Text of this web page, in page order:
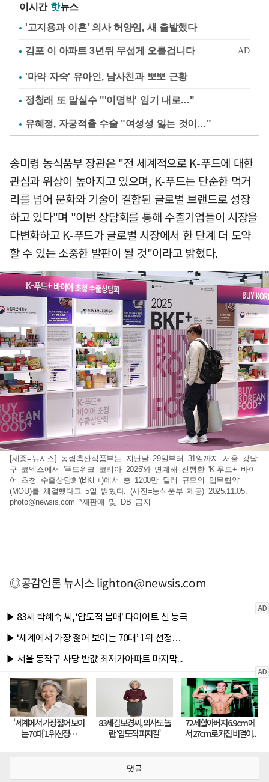
이시간 핫뉴스
'고지용과 이혼' 의사 허양임, 새 출발했다
'마약 자숙' 유아인, 남사친과 뽀뽀 근황
정청래 또 말실수 "'이명박' 임기 내로…"
유혜정, 자궁적출 수술 "여성성 잃는 것이…"
송미령 농식품부 장관은 "전 세계적으로 K-푸드에 대한
관심과 위상이 높아지고 있으며, K-푸드는 단순한 먹거
리를 넘어 문화와 기술이 결합된 글로벌 브랜드로 성장
하고 있다"며 "이번 상담회를 통해 수출기업들이 시장을
다변화하고 K-푸드가 글로벌 시장에서 한 단계 더 도약
할 수 있는 소중한 발판이 될 것"이라고 밝혔다.
[세종=뉴시스] 농림축산식품부는 지난달 29일부터 31일까지 서울 강남
구 코엑스에서 '푸드위크 코리아 2025'와 연계해 진행한 'K-푸드+ 바이
어 초청 수출상담회'(BKF+)에서 총 1200만 달러 규모의 업무협약
(MOU)를 체결했다고 5일 밝혔다. (사진=농식품부 제공) 2025.11.05.
photo@newsis.com *재판매 및 DB 금지
◎공감언론 뉴시스lighton@newsis.com
댓글